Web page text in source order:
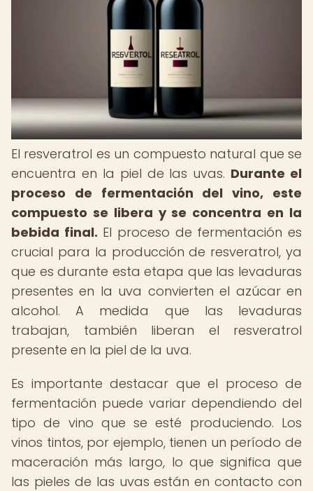
El resveratrol es un compuesto natural que se
encuentra en la piel de las uvas. Durante el
proceso de fermentación del vino, este
compuesto se libera y se concentra en la
bebida final. El proceso de fermentación es
crucial para la producción de resveratrol, ya
que es durante esta etapa que las levaduras
presentes en la uva convierten el azúcar en
alcohol. A medida que las levaduras
trabajan, también liberan el resveratrol
presente en la piel de la uva.
Es importante destacar que el proceso de
fermentación puede variar dependiendo del
tipo de vino que se esté produciendo. Los
vinos tintos, por ejemplo, tienen un período de
maceración más largo, lo que significa que
las pieles de las uvas están en contacto con